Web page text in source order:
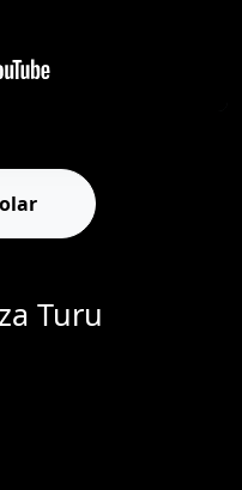
Turu